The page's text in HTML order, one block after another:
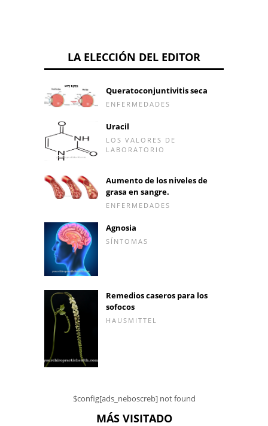
LA ELECCIÓN DEL EDITOR
Queratoconjuntivitis seca
ENFERMEDADES
Uracil
LOS VALORES DE
LABORATORIO
Aumento de los niveles de
grasa en sangre.
ENFERMEDADES
Agnosia
SÍNTOMAS
Remedios caseros para los
sofocos
HAUSMITTEL
$config[ads_neboscreb] not found
MÁS VISITADO